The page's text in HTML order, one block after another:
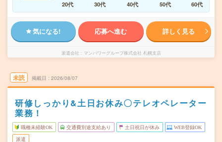
20代
30代 40代 50代 60代
気になる! 応募へ進む 詳しく見る
派遣会社 マンパワーグループ株式会社 札幌支店
未読 掲載日 2026/08/07
研修しっかり&土日お休み〇テレオペレーター
業務！
職種未経験OK 交通費別途支給あり 土日祝日が休み WEB登録OK
派遣